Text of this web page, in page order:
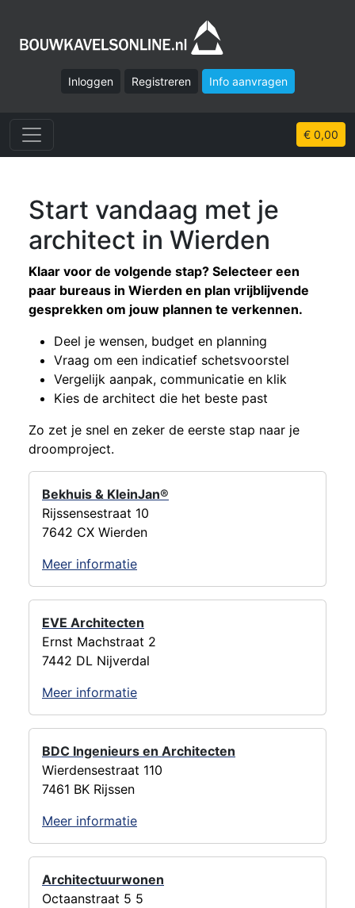
Inloggen Registreren Info aanvragen
€ 0,00
Start vandaag met je
architect in Wierden
Klaar voor de volgende stap? Selecteer een
paar bureaus in Wierden en plan vrijblijvende
gesprekken om jouw plannen te verkennen.
Deel je wensen, budget en planning
Vraag om een indicatief schetsvoorstel
Vergelijk aanpak, communicatie en klik
Kies de architect die het beste past
Zo zet je snel en zeker de eerste stap naar je
droomproject.
Bekhuis & KleinJan®
Rijssensestraat 10
7642 CX Wierden
Meer informatie
EVE Architecten
Ernst Machstraat 2
7442 DL Nijverdal
Meer informatie
BDC Ingenieurs en Architecten
Wierdensestraat 110
7461 BK Rijssen
Meer informatie
Architectuurwonen
Octaanstraat 5 5